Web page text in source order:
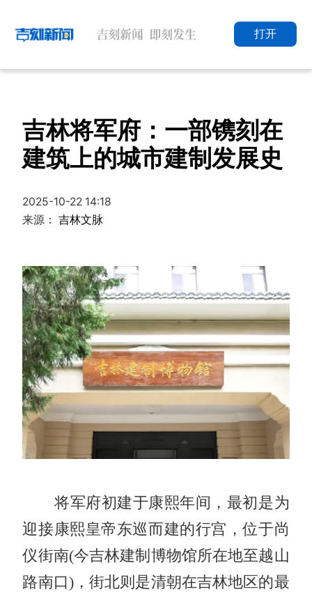
打开
吉林将军府：一部镌刻在
建筑上的城市建制发展史
2025-10-22 14:18
来源：吉林文脉
将军府初建于康熙年间，最初是为
迎接康熙皇帝东巡而建的行宫，位于尚
仪街南(今吉林建制博物馆所在地至越山
路南口)，街北则是清朝在吉林地区的最